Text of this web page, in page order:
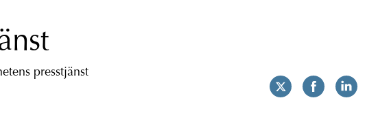
presstjänst